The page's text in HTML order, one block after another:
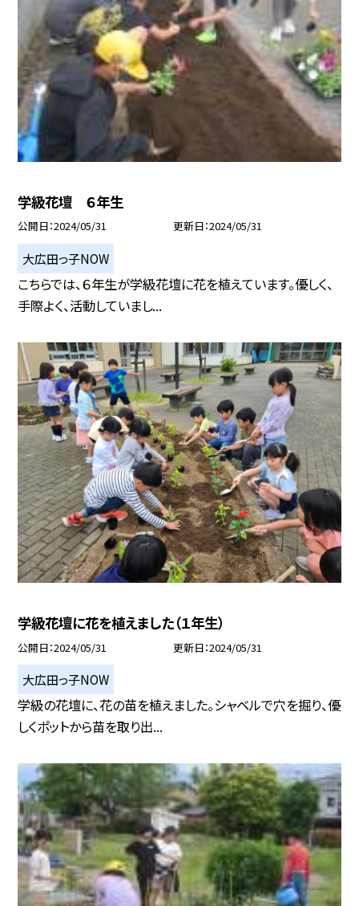
学級花壇 ６年生
公開日 2024/05/31 更新日 2024/05/31
大広田っ子NOW
こちらでは、６年生が学級花壇に花を植えています。優しく、
手際よく、活動していまし...
学級花壇に花を植えました（１年生）
公開日 2024/05/31 更新日 2024/05/31
大広田っ子NOW
学級の花壇に、花の苗を植えました。シャベルで穴を掘り、優
しくポットから苗を取り出...